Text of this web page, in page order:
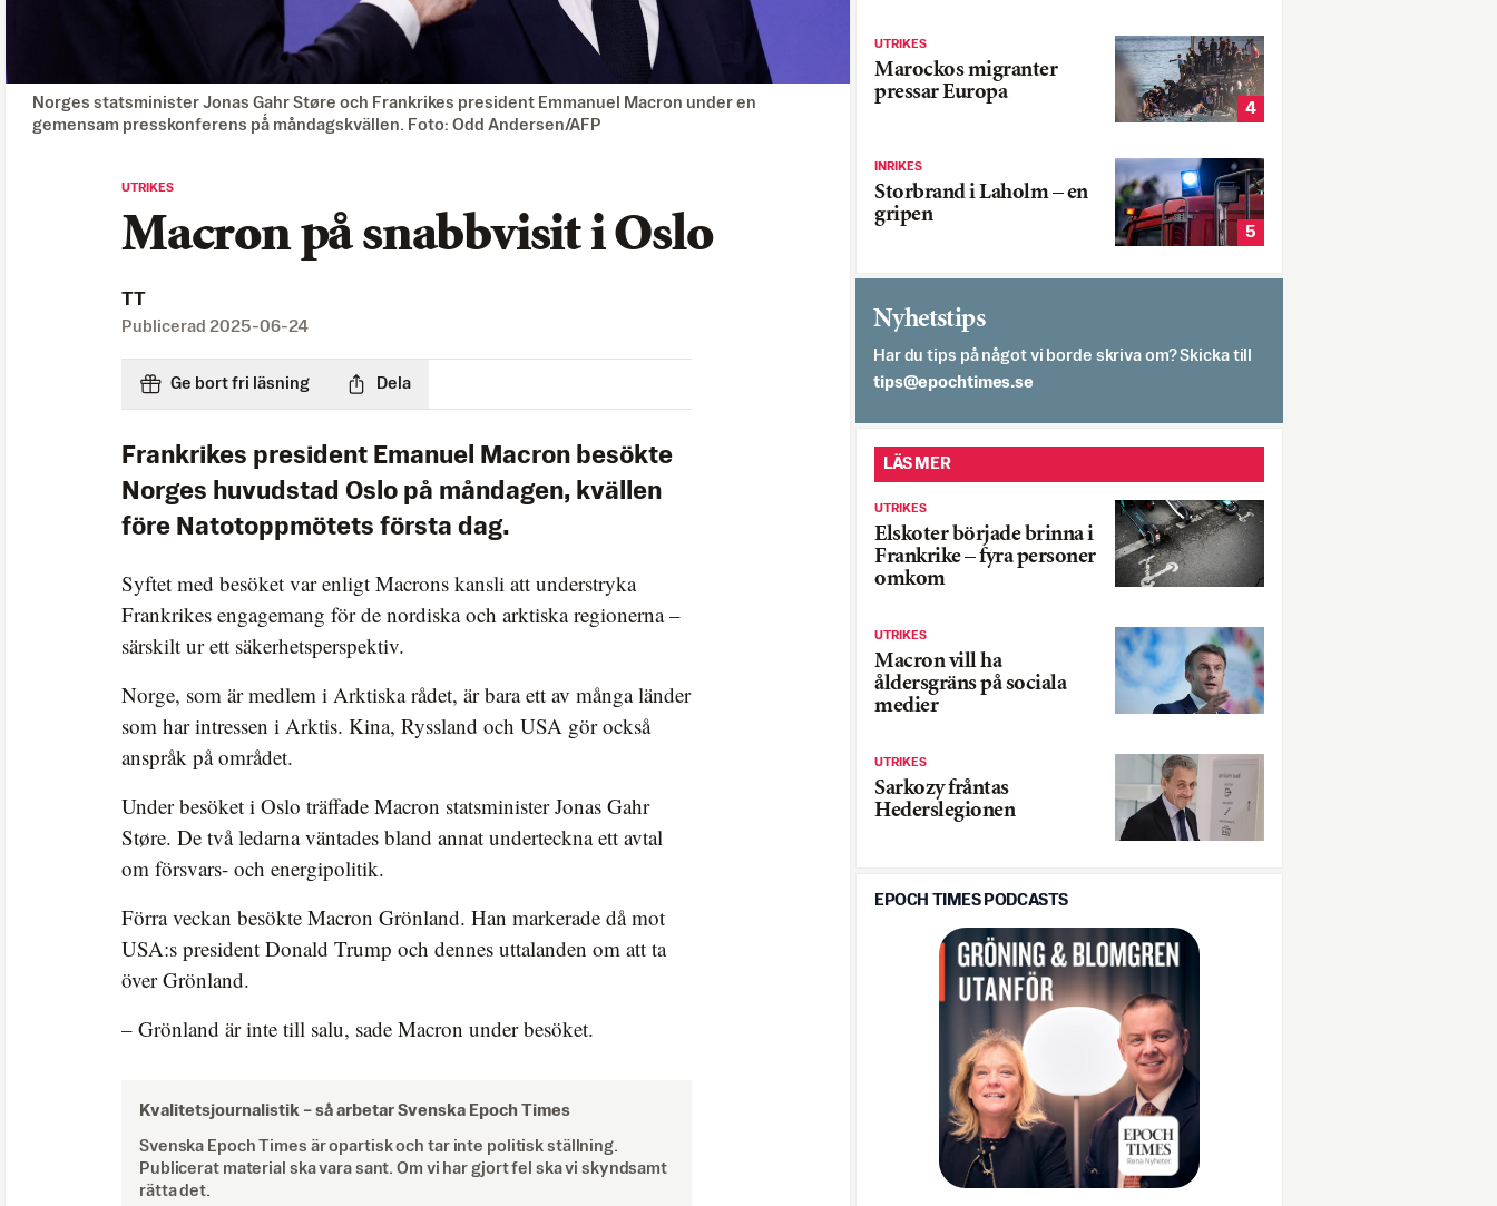
Norges statsminister Jonas Gahr Støre och Frankrikes president Emmanuel Macron under en
gemensam presskonferens pǻ måndagskvällen. Foto: Odd Andersen/AFP
UTRIKES
Macron på snabbvisit i Oslo
TT
Publicerad 2025-06-24
Ge bort fri läsning Dela
Frankrikes president Emanuel Macron besökte
Norges huvudstad Oslo på måndagen, kvällen
före Natotoppmötets första dag.
Syftet med besöket var enligt Macrons kansli att understryka
Frankrikes engagemang för de nordiska och arktiska regionerna –
särskilt ur ett säkerhetsperspektiv.
Norge, som är medlem i Arktiska rådet, är bara ett av många länder
som har intressen i Arktis. Kina, Ryssland och USA gör också
anspråk på området.
Under besöket i Oslo träffade Macron statsminister Jonas Gahr
Støre. De två ledarna väntades bland annat underteckna ett avtal
om försvars- och energipolitik.
Förra veckan besökte Macron Grönland. Han markerade då mot
USA:s president Donald Trump och dennes uttalanden om att ta
över Grönland.
– Grönland är inte till salu, sade Macron under besöket.
Kvalitetsjournalistik – så arbetar Svenska Epoch Times
Svenska Epoch Times är opartisk och tar inte politisk ställning.
Publicerat material ska vara sant. Om vi har gjort fel ska vi skyndsamt
rätta det.
UTRIKES
Marockos migranter
pressar Europa
4
INRIKES
Storbrand i Laholm – en
gripen
5
Nyhetstips
Har du tips på något vi borde skriva om? Skicka till
es.semithcope@spit
LÄS MER
UTRIKES
Elskoter började brinna i
Frankrike – fyra personer
omkom
UTRIKES
Macron vill ha
åldersgräns på sociala
medier
UTRIKES
Sarkozy fråntas
Hederslegionen
EPOCH TIMES PODCASTS